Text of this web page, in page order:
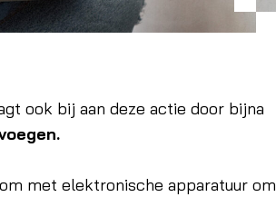
ook bij aan deze actie door bijna
met elektronische apparatuur om